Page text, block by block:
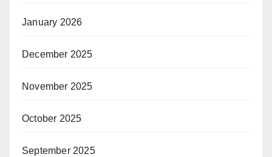
January 2026
December 2025
November 2025
October 2025
September 2025